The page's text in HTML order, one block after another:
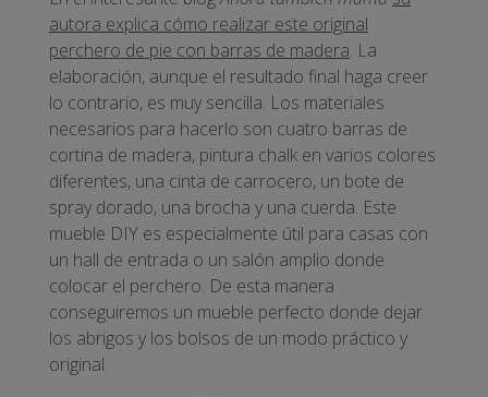
autora explica cómo realizar este original
perchero de pie con barras de madera. La
elaboración, aunque el resultado final haga creer
lo contrario, es muy sencilla. Los materiales
necesarios para hacerlo son cuatro barras de
cortina de madera, pintura chalk en varios colores
diferentes, una cinta de carrocero, un bote de
spray dorado, una brocha y una cuerda. Este
mueble DIY es especialmente útil para casas con
un hall de entrada o un salón amplio donde
colocar el perchero. De esta manera
conseguiremos un mueble perfecto donde dejar
los abrigos y los bolsos de un modo práctico y
original.